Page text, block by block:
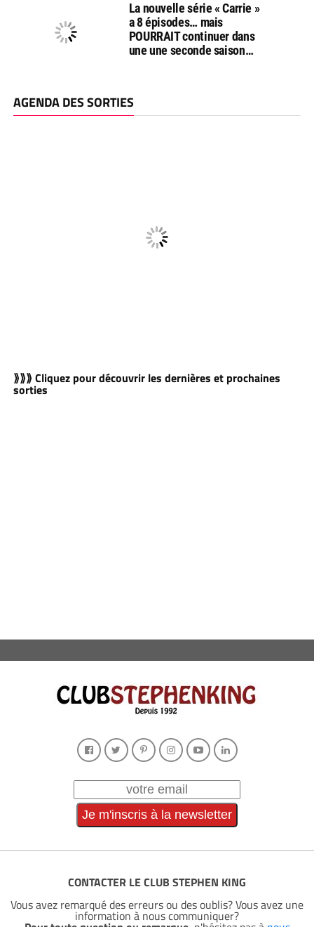
La nouvelle série « Carrie »
a 8 épisodes… mais
POURRAIT continuer dans
une une seconde saison…
AGENDA DES SORTIES
⟫⟫⟫ Cliquez pour découvrir les dernières et prochaines
sorties
CONTACTER LE CLUB STEPHEN KING
Vous avez remarqué des erreurs ou des oublis? Vous avez une
information à nous communiquer?